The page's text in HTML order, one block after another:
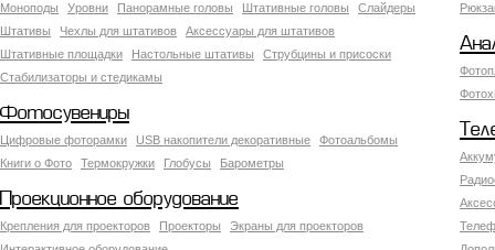
Моноподы Уровни Панорамные головы Штативные головы
Слайдеры
Штативы
Чехлы для штативов
Аксессуары для штативов
Штативные площадки
Настольные штативы
Струбцины и присоски
Стабилизаторы и стедикамы
Фотосувениры
Цифровые фоторамки USB накопители декоративные
Фотоальбомы
Книги о Фото
Термокружки Глобусы Барометры
Проекционное оборудование
Крепления для проекторов Проекторы
Экраны для проекторов